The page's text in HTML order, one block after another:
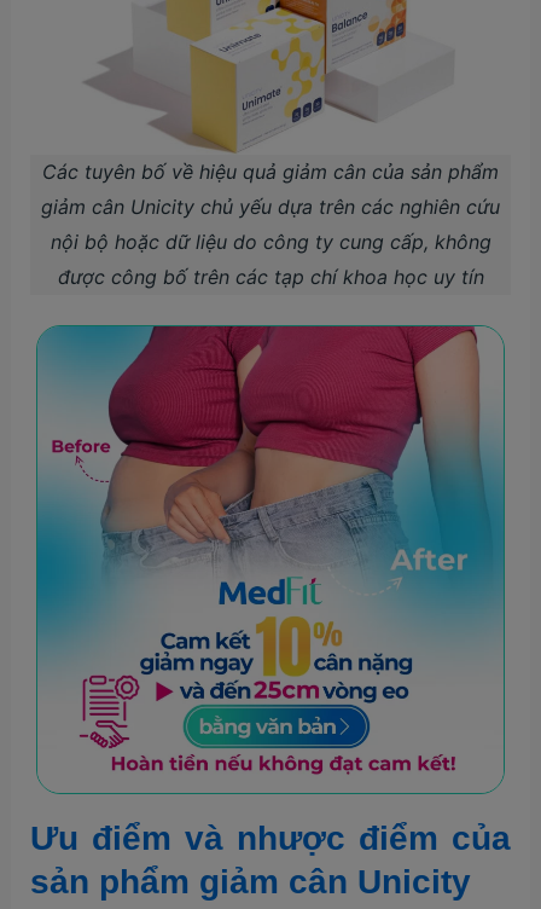
Các tuyên bố về hiệu quả giảm cân của sản phẩm
giảm cân Unicity chủ yếu dựa trên các nghiên cứu
nội bộ hoặc dữ liệu do công ty cung cấp, không
được công bố trên các tạp chí khoa học uy tín
Ưu điểm và nhược điểm của
sản phẩm giảm cân Unicity